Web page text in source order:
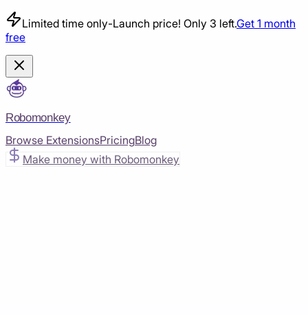
Limited time only-Launch price! Only 3 left.Get 1 month
free
Robomonkey
Browse ExtensionsPricingBlog
Make money with Robomonkey